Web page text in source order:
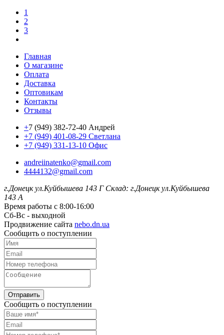
1
2
3
Главная
О магазине
Оплата
Доставка
Оптовикам
Контакты
Отзывы
+7 (949) 382-72-40 Андрей
+7 (949) 401-08-29 Светлана
+7 (949) 331-13-10 Офис
andreiinatenko@gmail.com
4444132@gmail.com
г.Донецк ул.Куйбышева 143 Г Склад: г.Донецк ул.Куйбышева
143 А
Время работы с 8:00-16:00
Сб-Вс - выходной
Продвижение сайта nebo.dn.ua
Сообщить о поступлении
Отправить
Сообщить о поступлении